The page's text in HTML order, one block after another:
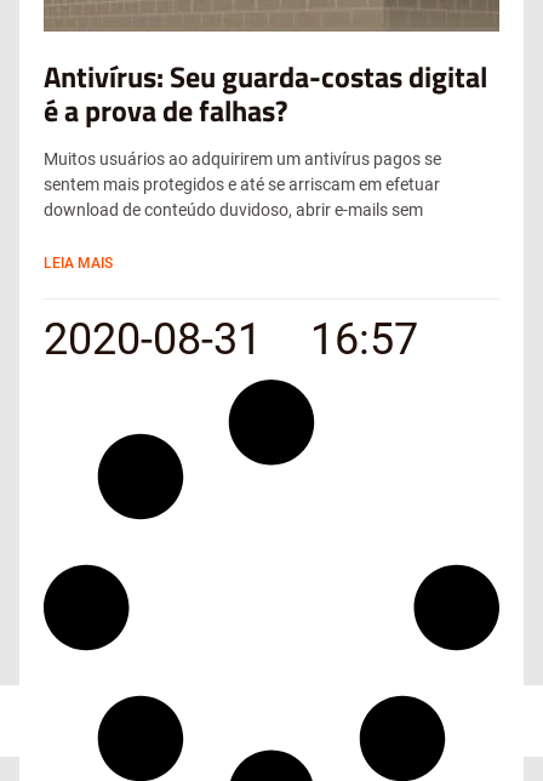
Antivírus: Seu guarda-costas digital
é a prova de falhas?
Muitos usuários ao adquirirem um antivírus pagos se
sentem mais protegidos e até se arriscam em efetuar
download de conteúdo duvidoso, abrir e-mails sem
LEIA MAIS
2020-08-31 16:57